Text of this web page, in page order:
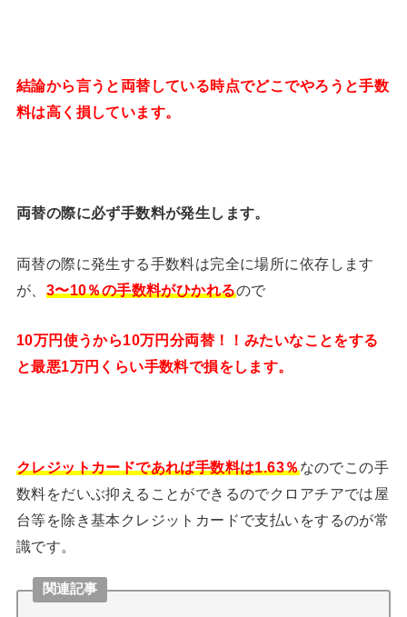
結論から言うと両替している時点でどこでやろうと手数
料は高く損しています。
両替の際に必ず手数料が発生します。
両替の際に発生する手数料は完全に場所に依存します
が、 3〜10％の手数料がひかれるので
10万円使うから10万円分両替！！みたいなことをする
と最悪1万円くらい手数料で損をします。
クレジットカードであれば手数料は1.63％ なのでこの手
数料をだいぶ抑えることができるのでクロアチアでは屋
台等を除き基本クレジットカードで支払いをするのが常
識です。
関連記事